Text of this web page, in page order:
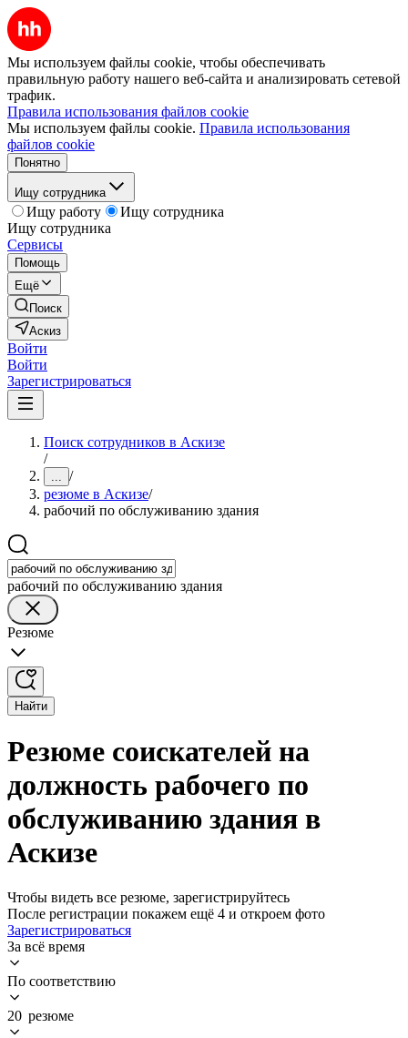
Мы используем файлы cookie, чтобы обеспечивать
правильную работу нашего веб-сайта и анализировать сетевой
трафик.
Правила использования файлов cookie
Мы используем файлы cookie. Правила использования
файлов cookie
Понятно
Ищу сотрудника
Ищу работу
Ищу сотрудника
Ищу сотрудника
Сервисы
Помощь
Ещё
Поиск
Аскиз
Войти
Войти
Зарегистрироваться
Поиск сотрудников в Аскизе
/
... /
резюме в Аскизе/
рабочий по обслуживанию здания
рабочий по обслуживанию здания
Резюме
Найти
Резюме соискателей на
должность рабочего по
обслуживанию здания в
Аскизе
Чтобы видеть все резюме, зарегистрируйтесь
После регистрации покажем ещё 4 и откроем фото
Зарегистрироваться
За всё время
По соответствию
20 резюме